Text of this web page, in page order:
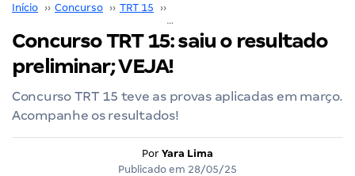
Início ›› Concurso ›› TRT 15 ››
Concurso TRT 15: saiu o resultado
preliminar; VEJA!
Concurso TRT 15 teve as provas aplicadas em março.
Acompanhe os resultados!
Por Yara Lima
Publicado em 28/05/25